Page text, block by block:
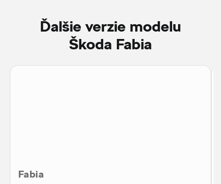
Ďalšie verzie modelu
Škoda Fabia
Fabia